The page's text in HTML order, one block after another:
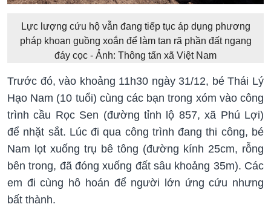
Lực lượng cứu hộ vẫn đang tiếp tục áp dụng phương
pháp khoan guồng xoắn để làm tan rã phần đất ngang
đáy cọc - Ảnh: Thông tấn xã Việt Nam
Trước đó, vào khoảng 11h30 ngày 31/12, bé Thái Lý
Hạo Nam (10 tuổi) cùng các bạn trong xóm vào công
trình cầu Rọc Sen (đường tỉnh lộ 857, xã Phú Lợi)
để nhặt sắt. Lúc đi qua công trình đang thi công, bé
Nam lọt xuống trụ bê tông (đường kính 25cm, rỗng
bên trong, đã đóng xuống đất sâu khoảng 35m). Các
em đi cùng hô hoán để người lớn ứng cứu nhưng
bất thành.